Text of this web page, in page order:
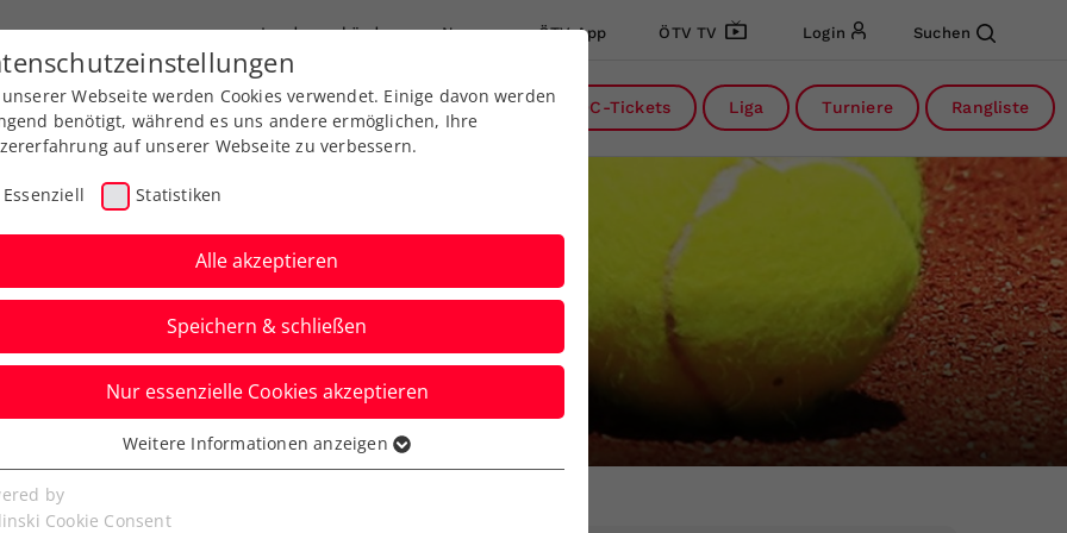
Landesverbände News ÖTV App ÖTV TV Login Suchen
Ausbildung Services Über uns DC-Tickets Liga Turniere Rangliste
Aktuelle News
Webseite werden Cookies verwendet. Einige davon werden
benötigt, während es uns andere ermöglichen, Ihre
auf unserer Webseite zu verbessern.
Essenziell Statistiken
Alle akzeptieren
Speichern & schließen
Nur essenzielle Cookies akzeptieren
Cookies werden für grundlegende Funktionen der
benötigt. Dadurch ist gewährleistet, dass die Webseite
Weitere Informationen anzeigen
by
Cookie Consent